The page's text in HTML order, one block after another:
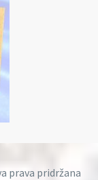
prava pridržana